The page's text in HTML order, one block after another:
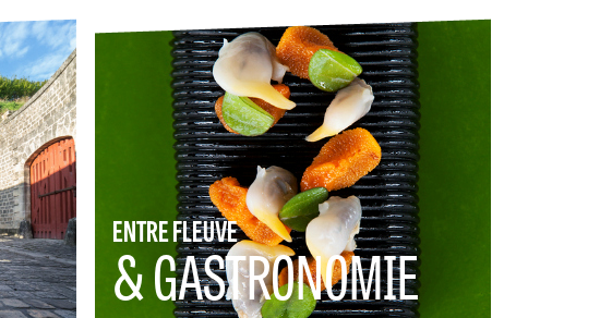
ENTRE FLEUVE
& GASTRONOMIE